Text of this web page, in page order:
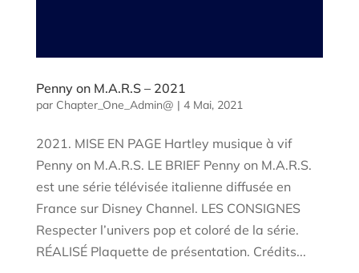
Penny on M.A.R.S – 2021
par Chapter_One_Admin@ | 4 Mai, 2021
2021. MISE EN PAGE Hartley musique à vif
Penny on M.A.R.S. LE BRIEF Penny on M.A.R.S.
est une série télévisée italienne diffusée en
France sur Disney Channel. LES CONSIGNES
Respecter l’univers pop et coloré de la série.
RÉALISÉ Plaquette de présentation. Crédits...